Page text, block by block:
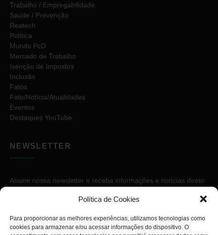
Política de Cookies
Para proporcionar as melhores experiências, utilizamos tecnologias como
cookies para armazenar e/ou acessar informações do dispositivo. O
Trabalho / Empregabilidade
Saúde / Prevenção
Reatech
Política
Mundo PcD
Mercado de Trabalho
Isenção de Impostos
Inclusão
Fatos
Fato/Notícia/Atualidades
Eventos
Destaques YouTube
NEWSLETTER
Assine nossa newsletter e receba informações e notícias direto